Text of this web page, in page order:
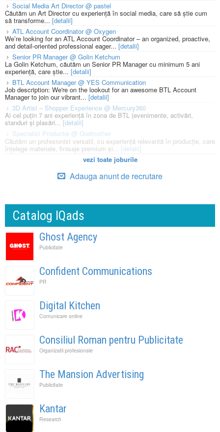
Social Media Art Director @ pastel
Căutăm un Art Director cu experiență în social media, care să știe cum
să transforme... [detalii]
ATL Account Coordinator @ Oxygen
We’re looking for an ATL Account Coordinator – an organized, proactive,
and detail-oriented professional eager... [detalii]
Senior PR Manager @ Golin Ketchum
La Golin Ketchum, căutăm un Senior PR Manager cu minimum 5 ani
experiență, care știe... [detalii]
BTL Account Manager @ YES Communication
Job description: We're on the lookout for an awesome BTL Account
Manager to join our vibrant... [detalii]
3D Artist – Shopper Experience @ Mercury360
Ai cel puțin 7 ani experiență în zona de BTL (evenimente, activări,
standuri și plasări... [detalii]
Specialist Productie @ Godmother
Căutăm un profesionist versatil, cu experiență relevantă în producție, care
înțelege materiale, finisaje premium și... [detalii]
vezi toate joburile
Adauga anunt de recrutare
Catalog IQads
Ghost Agency
Publicitate
Confident Communications
PR
Digital Kitchen
Comunicare online
Consiliul Roman pentru Publicitate
Organizatii profesionale
The Mansion Advertising
Publicitate
Kantar
Research